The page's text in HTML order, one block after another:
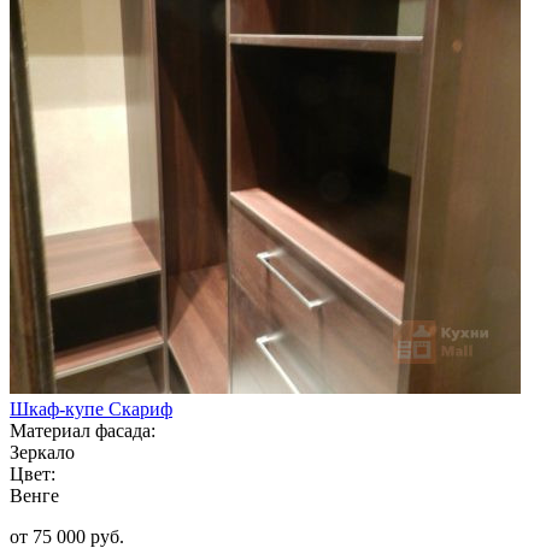
Шкаф-купе Скариф
Материал фасада:
Зеркало
Цвет:
Венге
от 75 000 руб.